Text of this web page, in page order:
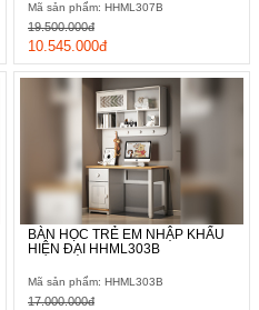
Mã sản phẩm: HHML307B
10.545.000đ
19.500.000đ
BÀN HỌC TRẺ EM NHẬP KHẨU
HIỆN ĐẠI HHML303B
Mã sản phẩm: HHML303B
17.000.000đ